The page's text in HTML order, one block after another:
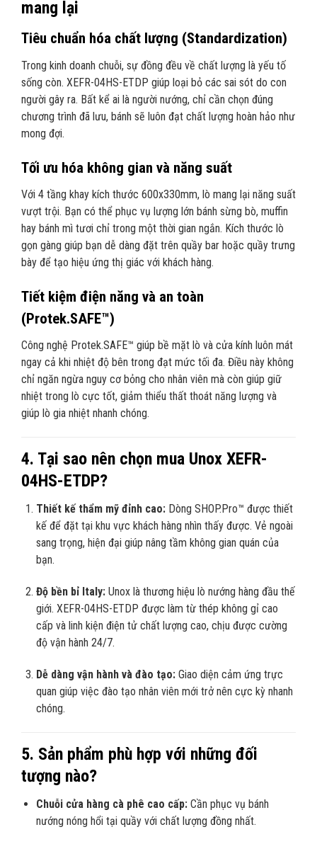
mang lại
Tiêu chuẩn hóa chất lượng (Standardization)
Trong kinh doanh chuỗi, sự đồng đều về chất lượng là yếu tố
sống còn. XEFR-04HS-ETDP giúp loại bỏ các sai sót do con
người gây ra. Bất kể ai là người nướng, chỉ cần chọn đúng
chương trình đã lưu, bánh sẽ luôn đạt chất lượng hoàn hảo như
mong đợi.
Tối ưu hóa không gian và năng suất
Với 4 tầng khay kích thước 600x330mm, lò mang lại năng suất
vượt trội. Bạn có thể phục vụ lượng lớn bánh sừng bò, muffin
hay bánh mì tươi chỉ trong một thời gian ngắn. Kích thước lò
gọn gàng giúp bạn dễ dàng đặt trên quầy bar hoặc quầy trưng
bày để tạo hiệu ứng thị giác với khách hàng.
Tiết kiệm điện năng và an toàn
(Protek.SAFE™)
Công nghệ Protek.SAFE™ giúp bề mặt lò và cửa kính luôn mát
ngay cả khi nhiệt độ bên trong đạt mức tối đa. Điều này không
chỉ ngăn ngừa nguy cơ bỏng cho nhân viên mà còn giúp giữ
nhiệt trong lò cực tốt, giảm thiểu thất thoát năng lượng và
giúp lò gia nhiệt nhanh chóng.
4. Tại sao nên chọn mua Unox XEFR-
04HS-ETDP?
Thiết kế thẩm mỹ đỉnh cao:Dòng SHOP.Pro™ được thiết
kế để đặt tại khu vực khách hàng nhìn thấy được. Vẻ ngoài
sang trọng, hiện đại giúp nâng tầm không gian quán của
bạn.
Độ bền bỉ Italy:Unox là thương hiệu lò nướng hàng đầu thế
giới. XEFR-04HS-ETDP được làm từ thép không gỉ cao
cấp và linh kiện điện tử chất lượng cao, chịu được cường
độ vận hành 24/7.
Dễ dàng vận hành và đào tạo:Giao diện cảm ứng trực
quan giúp việc đào tạo nhân viên mới trở nên cực kỳ nhanh
chóng.
5. Sản phẩm phù hợp với những đối
tượng nào?
Chuỗi cửa hàng cà phê cao cấp:Cần phục vụ bánh
nướng nóng hổi tại quầy với chất lượng đồng nhất.